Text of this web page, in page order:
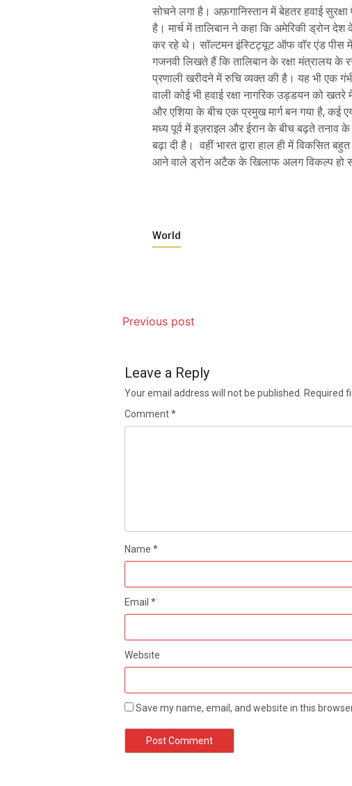
सोचने लगा है। अफ़गानिस्तान में बेहतर हवाई
है। मार्च में तालिबान ने कहा कि अमेरिकी ड्रोन
कर रहे थे। सॉल्टमन इंस्टिट्यूट ऑफ वॉर एंड पीस में
गजनवी लिखते हैं कि तालिबान के रक्षा मंत्रालय के
प्रणाली खरीदने में रुचि व्यक्त की है। यह भी एक
वाली कोई भी हवाई रक्षा नागरिक उड्डयन को
और एशिया के बीच एक प्रमुख मार्ग बन गया है, कई
मध्य पूर्व में इज़राइल और ईरान के बीच बढ़ते
बढ़ा दी है। वहीं भारत द्वारा हाल ही में विकसित
आने वाले ड्रोन अटैक के खिलाफ अलग विकल्प हो
World
Previous post
Leave a Reply
Your email address will not be published. Required
Comment*
Name *
Email *
Website
Save my name, email, and website in this